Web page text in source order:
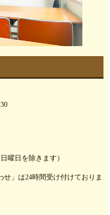
曜日を除きます）
」は24時間受け付けておりま